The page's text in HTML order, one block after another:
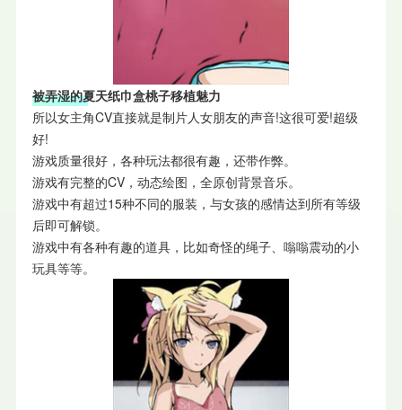
被弄湿的夏天纸巾盒桃子移植魅力
所以女主角CV直接就是制片人女朋友的声音!这很可爱!超级
好!
游戏质量很好，各种玩法都很有趣，还带作弊。
游戏有完整的CV，动态绘图，全原创背景音乐。
游戏中有超过15种不同的服装，与女孩的感情达到所有等级
后即可解锁。
游戏中有各种有趣的道具，比如奇怪的绳子、嗡嗡震动的小
玩具等等。